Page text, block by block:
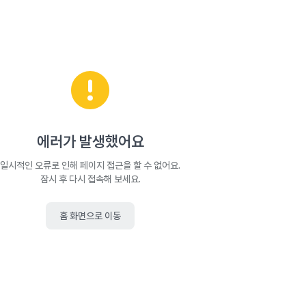
에러가 발생했어요
일시적인 오류로 인해 페이지 접근을 할 수 없어요.
잠시 후 다시 접속해 보세요.
홈 화면으로 이동